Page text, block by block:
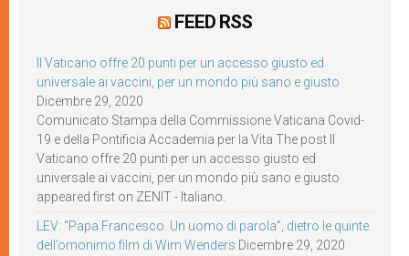
FEED RSS
Il Vaticano offre 20 punti per un accesso giusto ed
universale ai vaccini, per un mondo più sano e giusto
Dicembre 29, 2020
Comunicato Stampa della Commissione Vaticana Covid-
19 e della Pontificia Accademia per la Vita The post Il
Vaticano offre 20 punti per un accesso giusto ed
universale ai vaccini, per un mondo più sano e giusto
appeared first on ZENIT - Italiano.
LEV: “Papa Francesco. Un uomo di parola”, dietro le quinte
dell’omonimo film di Wim Wenders Dicembre 29, 2020